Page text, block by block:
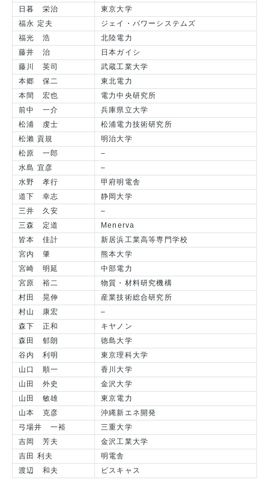
日暮 栄治
東京大学
福永 定夫
ジェイ・パワーシステムズ
福光 浩
北陸電力
藤井 治
日本ガイシ
藤川 英司
武蔵工業大学
本郷 保二
東北電力
本間 宏也
電力中央研究所
前中 一介
兵庫県立大学
松浦 虔士
松浦電力技術研究所
松瀨 貢規
明治大学
松原 一郎
–
水島 宜彦
–
水野 孝行
甲府明電舎
道下 幸志
静岡大学
三井 久安
–
三森 定道
Menerva
皆本 佳計
新居浜工業高等専門学校
宮内 肇
熊本大学
宮崎 明延
中部電力
宮原 裕二
物質・材料研究機構
村田 晃伸
産業技術総合研究所
村山 康宏
–
森下 正和
キヤノン
森田 郁朗
徳島大学
谷内 利明
東京理科大学
山口 順一
香川大学
山田 外史
金沢大学
山田 敏雄
東京電力
山本 克彦
沖縄新エネ開発
弓場井 一裕
三重大学
吉岡 芳夫
金沢工業大学
吉田 利夫
明電舎
渡辺 和夫
ビスキャス